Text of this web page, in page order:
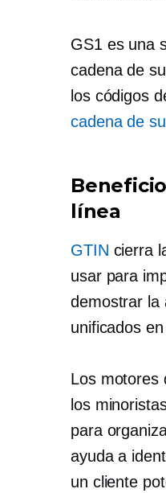
GS1 es una
cadena de
los códigos
cadena de
línea
GTIN cierra
usar para
demostrar la
unificados
Los motores
los
para
ayuda a
un cliente